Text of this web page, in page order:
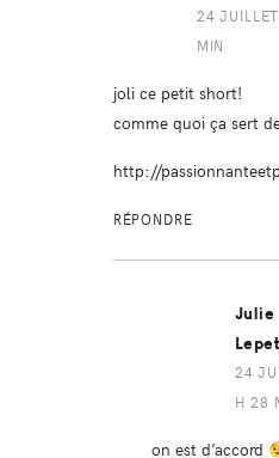
24
MIN
joli ce petit short!
comme quoi ça sert
http://
RÉPONDRE
Julie
24
H 28
on est d’accord